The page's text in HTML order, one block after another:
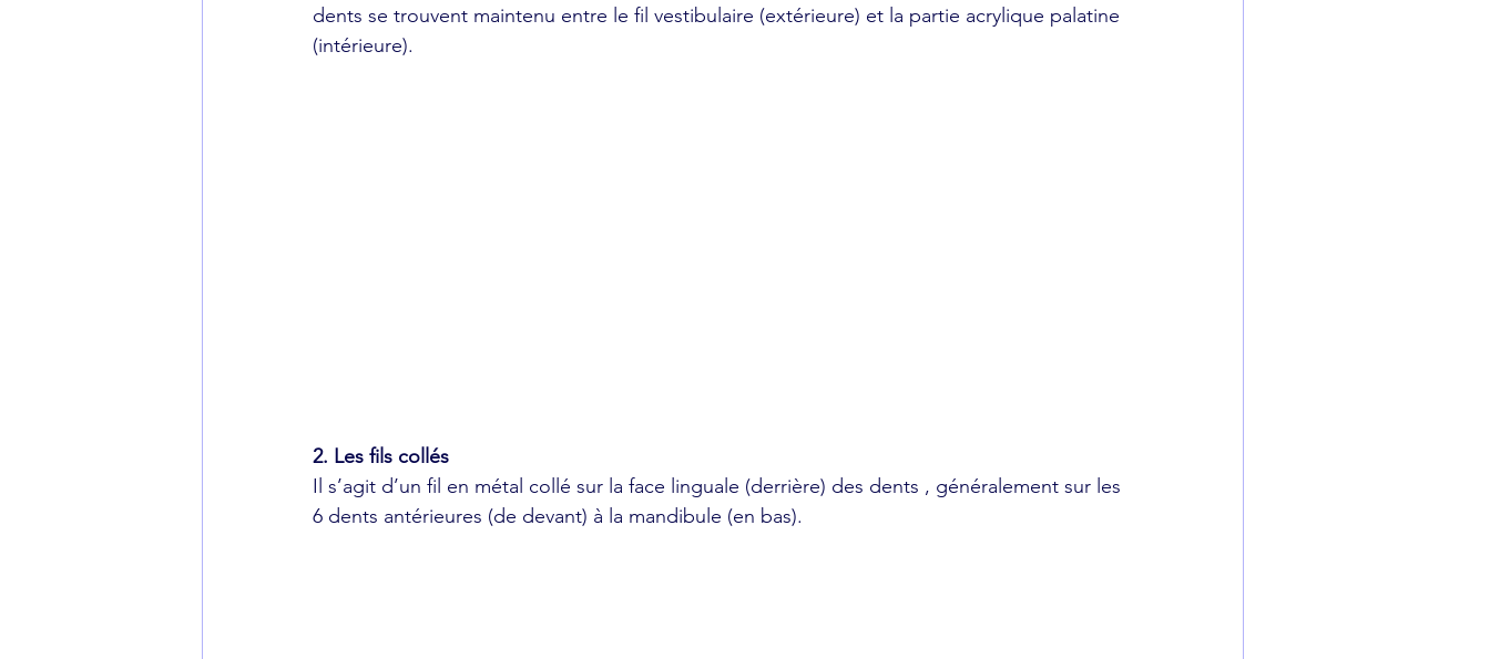
dents se trouvent maintenu entre le fil vestibulaire (extérieure) et la partie acrylique palatine
(intérieure).
2. Les fils collés
Il s’agit d’un fil en métal collé sur la face linguale (derrière) des dents , généralement sur les
6 dents antérieures (de devant) à la mandibule (en bas).